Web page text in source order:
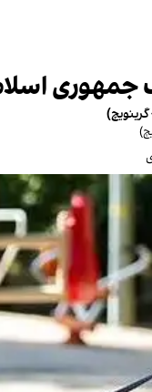
جمهوری